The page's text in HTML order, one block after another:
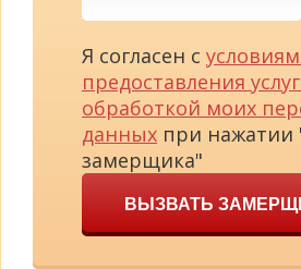
Я согласен с
предоставления
обработкой моих
данных при нажатии
замерщика"
ВЫЗВАТЬ